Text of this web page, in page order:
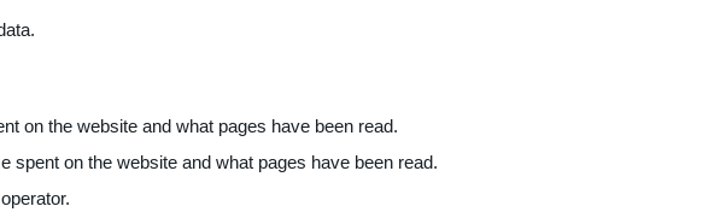
on the website and what pages have been read.
on the website and what pages have been read.